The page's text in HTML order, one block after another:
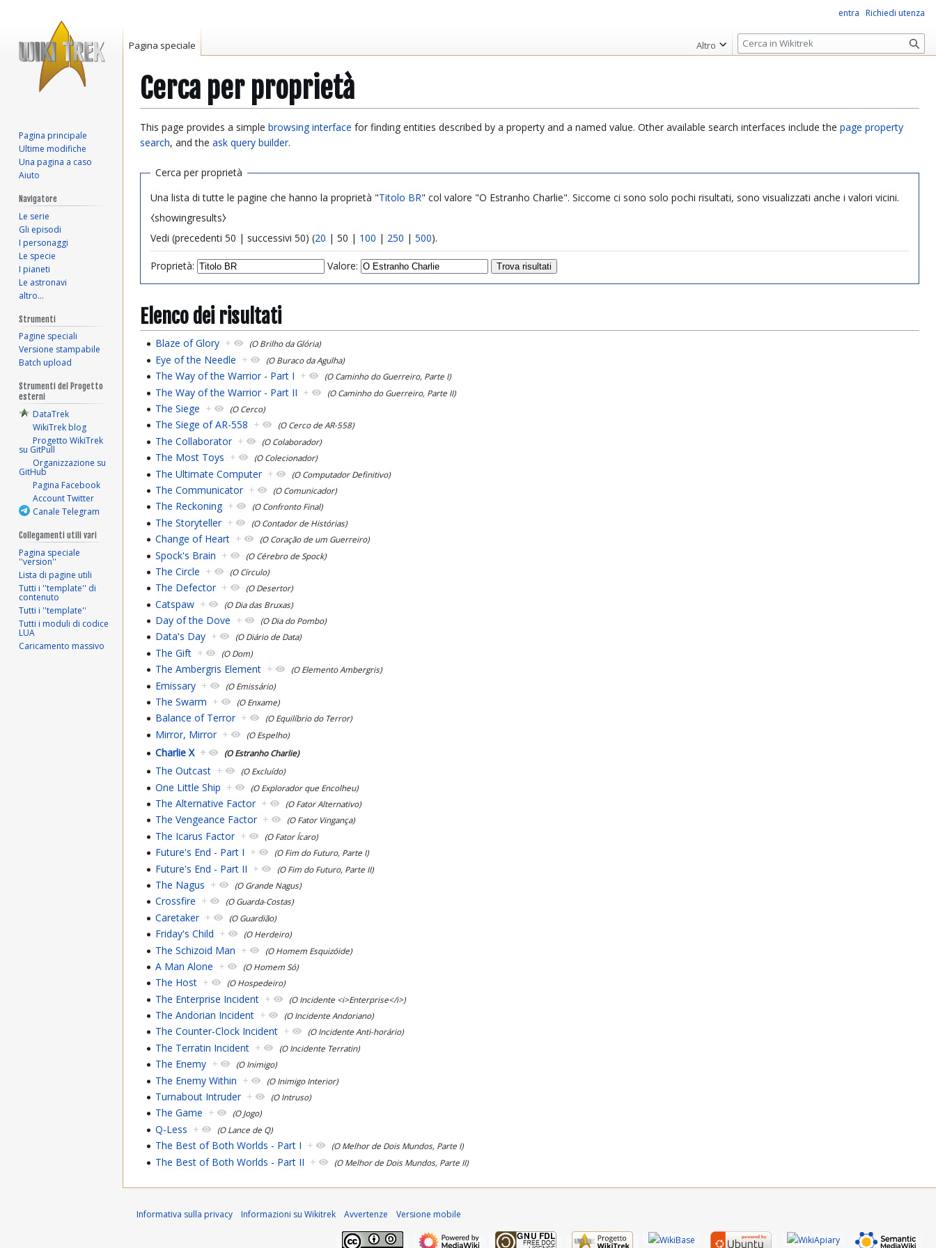
Cerca per proprietà
Vai
alla
Vai
alla
This page provides a simple browsing interface for finding entities described by a property and a named value. Other available search interfaces include the page property
search, and the ask query builder.
Cerca per proprietà
Una lista di tutte le pagine che hanno la proprietà "Titolo BR" col valore "O Estranho Charlie". Siccome ci sono solo pochi risultati, sono visualizzati anche i valori vicini.
⧼showingresults⧽
Vedi (precedenti 50 | successivi 50) (20 | 50 | 100 | 250 | 500).
Proprietà: Valore:
Elenco dei risultati
Blaze of Glory + (O Brilho da Glória)
Eye of the Needle + (O Buraco da Agulha)
The Way of the Warrior - Part I + (O Caminho do Guerreiro, Parte I)
The Way of the Warrior - Part II + (O Caminho do Guerreiro, Parte II)
The Siege + (O Cerco)
The Siege of AR-558 + (O Cerco de AR-558)
The Collaborator + (O Colaborador)
The Most Toys + (O Colecionador)
The Ultimate Computer + (O Computador Definitivo)
The Communicator + (O Comunicador)
The Reckoning + (O Confronto Final)
The Storyteller + (O Contador de Histórias)
Change of Heart + (O Coração de um Guerreiro)
Spock's Brain + (O Cérebro de Spock)
The Circle + (O Círculo)
The Defector + (O Desertor)
Catspaw + (O Dia das Bruxas)
Day of the Dove + (O Dia do Pombo)
Data's Day + (O Diário de Data)
The Gift + (O Dom)
The Ambergris Element + (O Elemento Ambergris)
Emissary + (O Emissário)
The Swarm + (O Enxame)
Balance of Terror + (O Equilíbrio do Terror)
Mirror, Mirror + (O Espelho)
Charlie X + (O Estranho Charlie)
The Outcast + (O Excluído)
One Little Ship + (O Explorador que Encolheu)
The Alternative Factor + (O Fator Alternativo)
The Vengeance Factor + (O Fator Vingança)
The Icarus Factor + (O Fator Ícaro)
Future's End - Part I + (O Fim do Futuro, Parte I)
Future's End - Part II + (O Fim do Futuro, Parte II)
The Nagus + (O Grande Nagus)
Crossfire + (O Guarda-Costas)
Caretaker + (O Guardião)
Friday's Child + (O Herdeiro)
The Schizoid Man + (O Homem Esquizóide)
A Man Alone + (O Homem Só)
The Host + (O Hospedeiro)
The Enterprise Incident + (O Incidente <i>Enterprise</i>)
The Andorian Incident + (O Incidente Andoriano)
The Counter-Clock Incident + (O Incidente Anti-horário)
The Terratin Incident + (O Incidente Terratin)
The Enemy + (O Inimigo)
The Enemy Within + (O Inimigo Interior)
Turnabout Intruder + (O Intruso)
The Game + (O Jogo)
Q-Less + (O Lance de Q)
The Best of Both Worlds - Part I + (O Melhor de Dois Mundos, Parte I)
The Best of Both Worlds - Part II + (O Melhor de Dois Mundos, Parte II)
entra Richiedi utenza
Pagina speciale Altro
R
i
r
c
Pagina principale
Ultime modifiche
Una pagina a caso
Aiuto
Navigatore
Le serie
Gli episodi
I personaggi
Le specie
I pianeti
Le astronavi
altro…
Strumenti
Pagine speciali
Versione stampabile
Batch upload
Strumenti del Progetto
esterni
DataTrek
WikiTrek blog
Progetto WikiTrek
su GitPull
Organizzazione su
GitHub
Pagina Facebook
Account Twitter
Canale Telegram
Collegamenti utili vari
Pagina speciale
''version''
Lista di pagine utili
Tutti i ''template'' di
contenuto
Tutti i ''template''
Tutti i moduli di codice
LUA
Caricamento massivo
Informativa sulla privacy Informazioni su Wikitrek Avvertenze Versione mobile